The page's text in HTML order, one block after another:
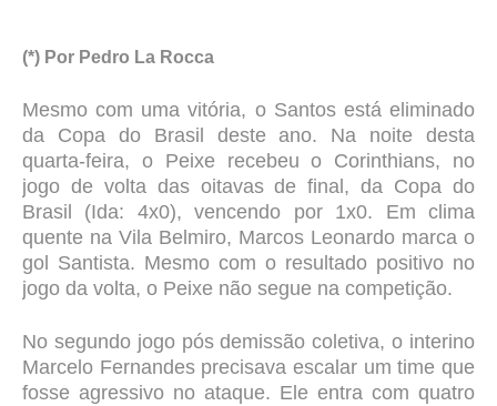
(*) Por Pedro La Rocca
Mesmo com uma vitória, o Santos está eliminado
da Copa do Brasil deste ano. Na noite desta
quarta-feira, o Peixe recebeu o Corinthians, no
jogo de volta das oitavas de final, da Copa do
Brasil (Ida: 4x0), vencendo por 1x0. Em clima
quente na Vila Belmiro, Marcos Leonardo marca o
gol Santista. Mesmo com o resultado positivo no
jogo da volta, o Peixe não segue na competição.
No segundo jogo pós demissão coletiva, o interino
Marcelo Fernandes precisava escalar um time que
fosse agressivo no ataque. Ele entra com quatro